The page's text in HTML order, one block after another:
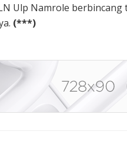
Ulp Namrole
(***)